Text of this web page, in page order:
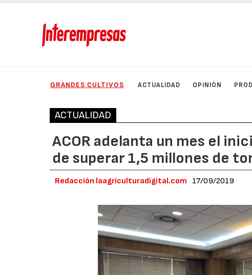
GRANDES CULTIVOS ACTUALIDAD OPINIÓN
ACTUALIDAD
ACOR adelanta un mes el
de superar 1,5 millones de
Redacción laagriculturadigital.com 17/09/2019